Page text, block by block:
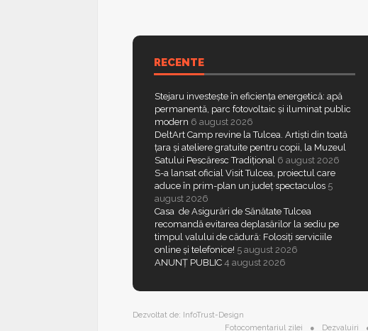
RECENTE
Stejaru investește în eficiența energetică: apă
permanentă, parc fotovoltaic și iluminat public
modern 6 august 2026
DeltArt Camp revine la Tulcea. Artiști din toată
țara și ateliere gratuite pentru copii, la Muzeul
Satului Pescăresc Tradițional 6 august 2026
S-a lansat oficial Visit Tulcea, proiectul care
aduce în prim-plan un județ spectaculos 5
august 2026
Casa de Asigurări de Sănătate Tulcea
recomandă evitarea deplasărilor la sediu pe
timpul valului de cădură: Folosiți serviciile
online și telefonice! 5 august 2026
ANUNȚ PUBLIC 4 august 2026
Dezvoltat de: InfoTrust-Design
Fotocomentariul zilei
Dezvaluiri